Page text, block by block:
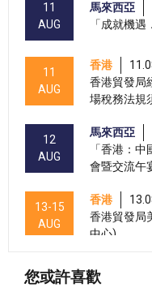
11
AUG
馬來西亞
「成就機
11
AUG
香港
香港貿發局
場稅務法規
12
AUG
馬來西亞
「香港：
會暨交流午
13-15
AUG
香港
香港貿發局
中心)
13-15
香港
香港貿發局
您或許喜歡